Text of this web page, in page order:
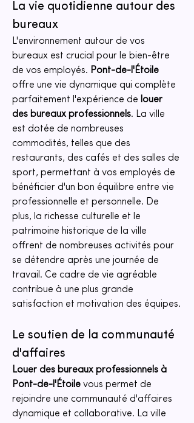
La vie quotidienne autour des
bureaux
L'environnement autour de vos
bureaux est crucial pour le bien-être
de vos employés. Pont-de-l'Étoile
offre une vie dynamique qui complète
parfaitement l'expérience de louer
des bureaux professionnels. La ville
est dotée de nombreuses
commodités, telles que des
restaurants, des cafés et des salles de
sport, permettant à vos employés de
bénéficier d'un bon équilibre entre vie
professionnelle et personnelle. De
plus, la richesse culturelle et le
patrimoine historique de la ville
offrent de nombreuses activités pour
se détendre après une journée de
travail. Ce cadre de vie agréable
contribue à une plus grande
satisfaction et motivation des équipes.
Le soutien de la communauté
d'affaires
Louer des bureaux professionnels à
Pont-de-l'Étoile vous permet de
rejoindre une communauté d'affaires
dynamique et collaborative. La ville